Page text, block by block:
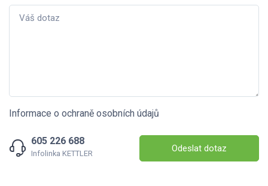
Informace o ochraně osobních údajů
605 226 688
Infolinka KETTLER Odeslat dotaz